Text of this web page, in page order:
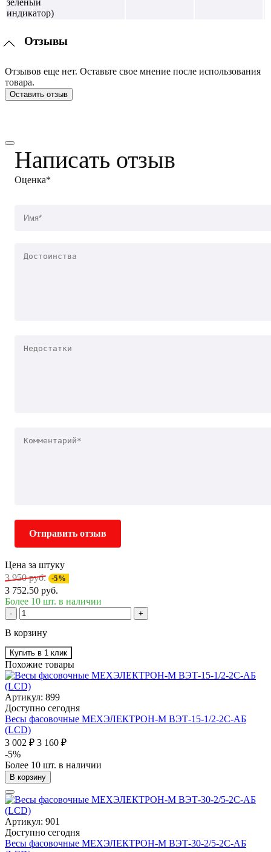
Отзывы
Отзывов еще нет. Оставьте свое мнение после использования
товара.
Оставить отзыв
Написать отзыв
Оценка*
Отправить отзыв
Цена за штуку
3 950 руб. -5%
3 752.50 руб.
Более 10 шт. в наличии
- +
В корзину
Купить в 1 клик
Похожие товары
Артикул: 899
Доступно сегодня
Весы фасовочные МЕХЭЛЕКТРОН-М ВЭТ-15-1/2-2С-АБ
(LCD)
3 002 ₽ 3 160 ₽
-5%
Более 10 шт. в наличии
В корзину
Артикул: 901
Доступно сегодня
Весы фасовочные МЕХЭЛЕКТРОН-М ВЭТ-30-2/5-2С-АБ